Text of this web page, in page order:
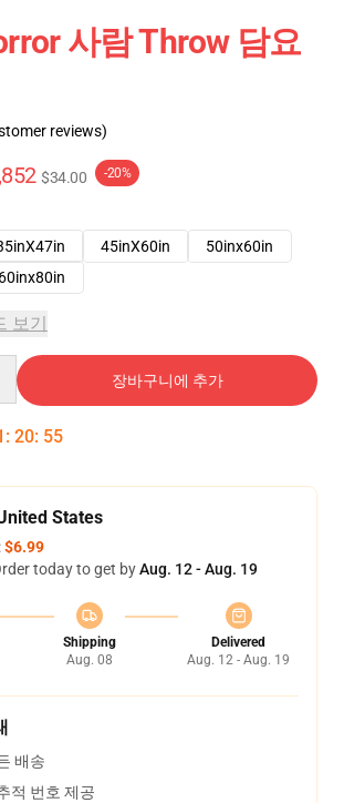
사람 Throw 담요
reviews)
$34.00 -20%
45inX60in
50inx60in
60inx80in
보기
장바구니에 추가
: 20: 54
States
$6.99
today to get byAug. 12 - Aug. 19
Shipping
Aug. 08
Delivered
Aug. 12 - Aug. 19
배송
적 번호 제공